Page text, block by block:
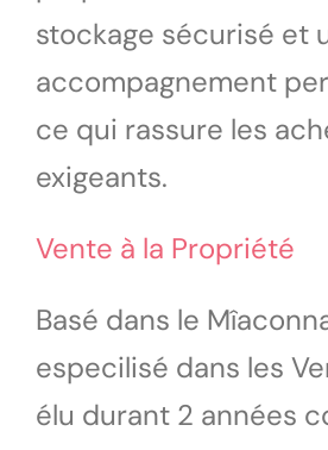
stockage sécurisé et
accompagnement
ce qui rassure les
exigeants.
Vente à la Propriété
Basé dans le
especilisé dans les
élu durant 2 années